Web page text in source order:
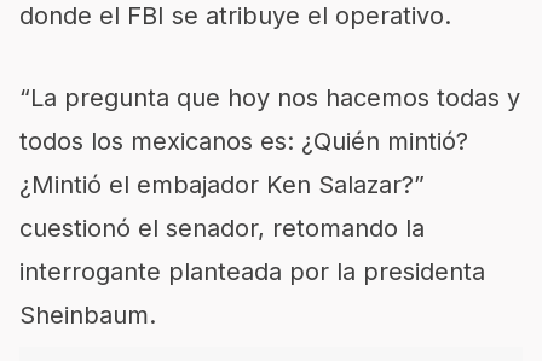
donde el FBI se atribuye el operativo.
“La pregunta que hoy nos hacemos todas y
todos los mexicanos es: ¿Quién mintió?
¿Mintió el embajador Ken Salazar?”
cuestionó el senador, retomando la
interrogante planteada por la presidenta
Sheinbaum.